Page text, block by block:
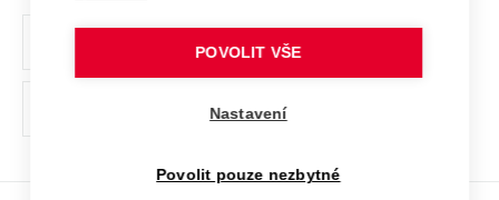
Ochrana osobních údajů
odkaz)
POVOLIT VŠE
Nastavení
Povolit pouze nezbytné